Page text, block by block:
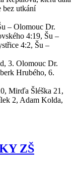
bez utkání
– Olomouc Dr.
4:19, Šu –
4:2, Šu –
3. Olomouc Dr.
Hrubého, 6.
Mirďa Šléška 21,
2, Adam Kolda,
ZŠ